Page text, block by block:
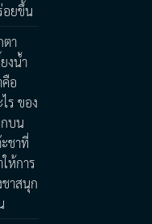
อยขึ้น
ตา
งน้ำ
อ
ร ของ
กบน
ชาที่
ห้การ
ชาสนุก